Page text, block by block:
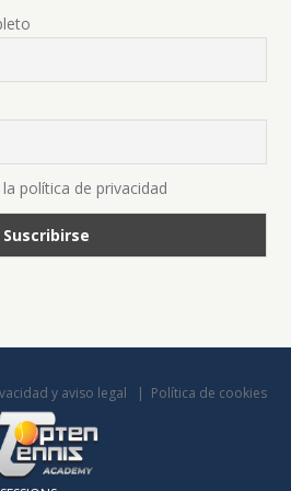
política de privacidad
y aviso legal Política de cookies